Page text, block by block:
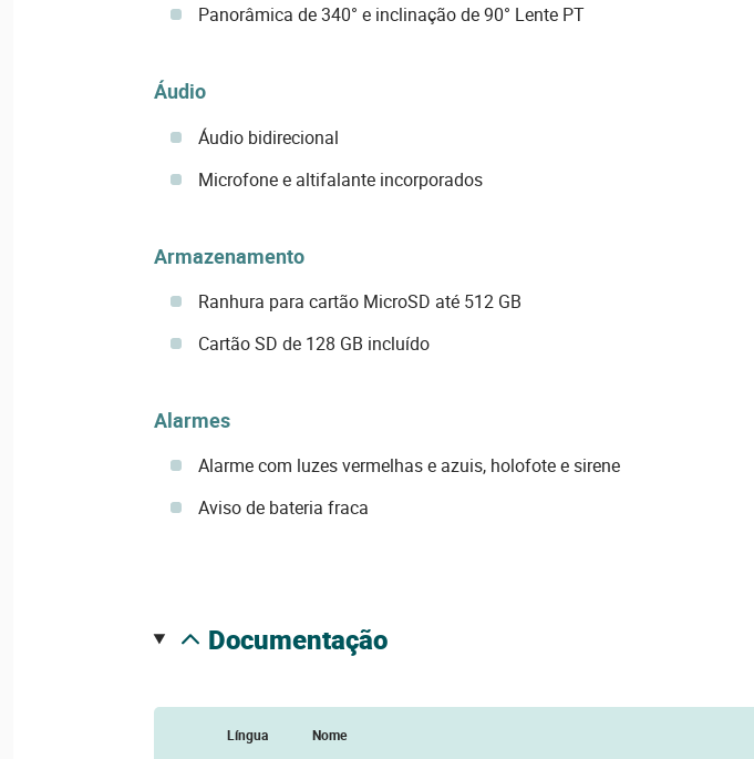
Panorâmica de 340° e inclinação de 90° Lente PT
Áudio
Áudio bidirecional
Microfone e altifalante incorporados
Armazenamento
Ranhura para cartão MicroSD até 512 GB
Cartão SD de 128 GB incluído
Alarmes
Alarme com luzes vermelhas e azuis, holofote e sirene
Aviso de bateria fraca
documentação
Língua Nome